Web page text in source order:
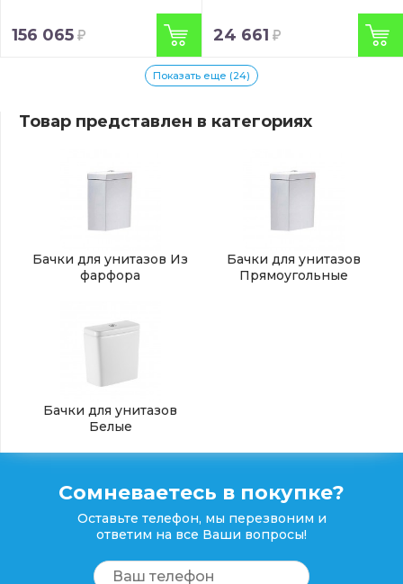
156 065 24 661
Показать еще (24)
Товар представлен в категориях
Бачки для унитазов Из
фарфора
Бачки для унитазов
Прямоугольные
Бачки для унитазов
Белые
Сомневаетесь в покупке?
Оставьте телефон, мы перезвоним и
ответим на все Ваши вопросы!